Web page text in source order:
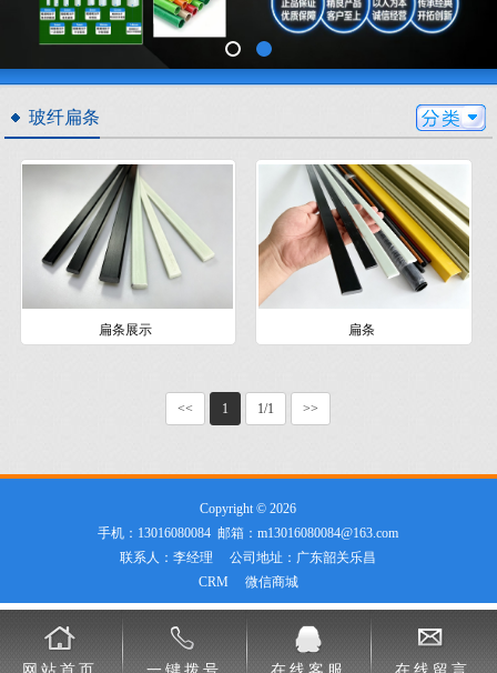
玻纤扁条
扁条展示 扁条
<< 1 1/1 >>
Copyright © 2026
手机：13016080084 邮箱：m13016080084@163.com
联系人：李经理 公司地址：广东韶关乐昌
CRM
微信商城